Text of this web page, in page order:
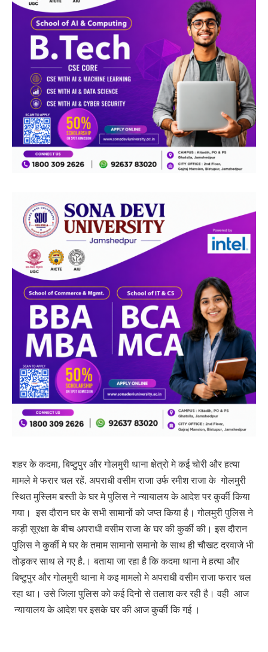
शहर के कदमा, बिष्टुपुर और गोलमुरी थाना क्षेत्रो मे कई चोरी और हत्या
मामले मे फरार चल रहें. अपराधी वसीम राजा उर्फ रमीश राजा के गोलमुरी
स्थित मुस्लिम बस्ती के घर मे पुलिस ने न्यायालय के आदेश पर कुर्की किया
गया। इस दौरान घर के सभी सामानों को जप्त किया है। गोलमुरी पुलिस ने
कड़ी सूरक्षा के बीच अपराधी वसीम राजा के घर की कुर्की की। इस दौरान
पुलिस ने कुर्की मे घर के तमाम सामानो समानो के साथ ही चौखट दरवाजे भी
तोड़कर साथ ले गए है.। बताया जा रहा है कि कदमा थाना मे हत्या और
बिष्टुपुर और गोलमुरी थाना मे कइ मामलो मे अपराधी वसीम राजा फरार चल
रहा था। उसे जिला पुलिस को कई दिनो से तलाश कर रही है। वही आज
न्यायालय के आदेश पर इसके घर की आज कुर्की कि गई ।